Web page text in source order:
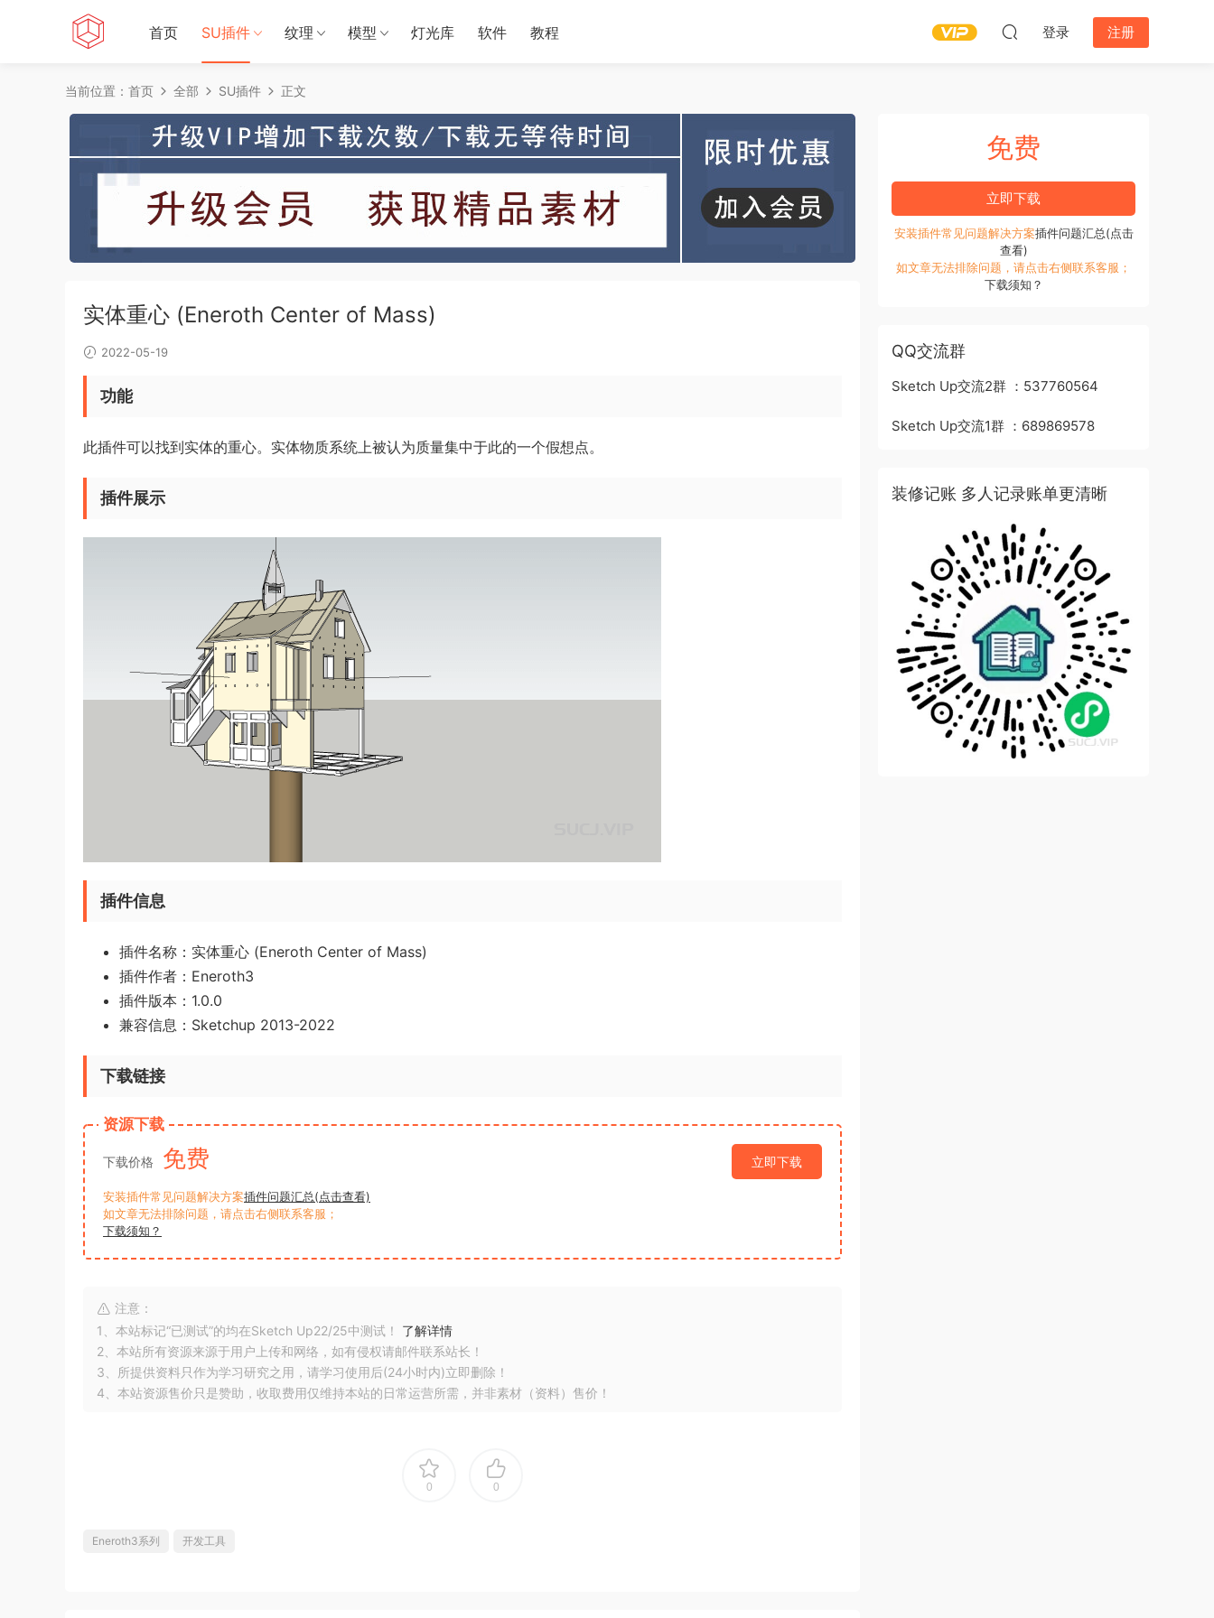
首页 SU插件 纹理 模型 灯光库 软件 教程 登录 注册
当前位置： 首页 全部 SU插件 正文
实体重心 (Eneroth Center of Mass)
2022-05-19
功能
此插件可以找到实体的重心。实体物质系统上被认为质量集中于此的一个假想点。
插件展示
插件信息
插件名称：实体重心 (Eneroth Center of Mass)
插件作者：Eneroth3
插件版本：1.0.0
兼容信息：Sketchup 2013-2022
下载链接
资源下载
下载价格 免费 立即下载
安装插件常见问题解决方案插件问题汇总(点击查看)
如文章无法排除问题，请点击右侧联系客服；
下载须知？
注意：
1、本站标记“已测试”的均在Sketch Up22/25中测试！ 了解详情
2、本站所有资源来源于用户上传和网络，如有侵权请邮件联系站长！
3、所提供资料只作为学习研究之用，请学习使用后(24小时内)立即删除！
4、本站资源售价只是赞助，收取费用仅维持本站的日常运营所需，并非素材（资料）售价！
0 0
Eneroth3系列 开发工具
免费
立即下载
安装插件常见问题解决方案插件问题汇总(点击
查看)
如文章无法排除问题，请点击右侧联系客服；
下载须知？
QQ交流群
Sketch Up交流2群 ：537760564
Sketch Up交流1群 ：689869578
装修记账 多人记录账单更清晰